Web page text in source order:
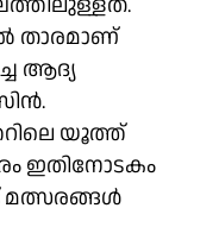
താരമാണ്
ആദ്യ
യൂത്ത്
ഇതിനോടകം
മത്സരങ്ങൾ